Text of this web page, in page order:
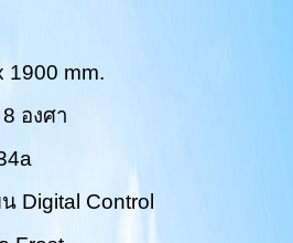
mm.
องศา
Digital Control